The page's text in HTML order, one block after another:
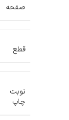
صفحه
قطع
نوبت
چاپ